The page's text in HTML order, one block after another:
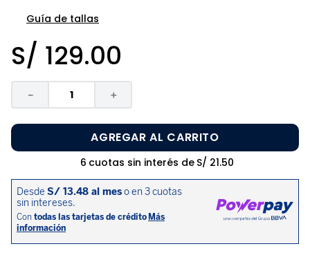
Guía de tallas
S/ 129.00
＋
－
AGREGAR AL CARRITO
6 cuotas sin interés de S/ 21.50
sandalias niño